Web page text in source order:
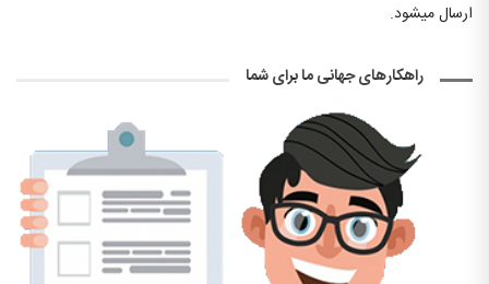
ارسال میشود.
راهکارهای جهانی ما برای شما